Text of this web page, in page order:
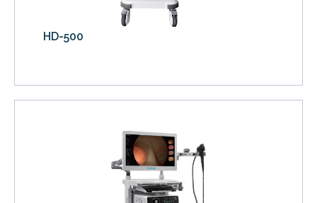
HD-500